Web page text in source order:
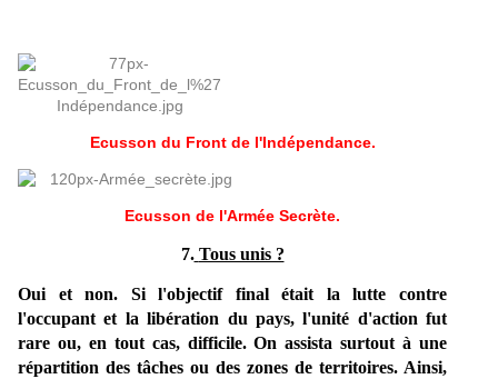
Ecusson du Front de l'Indépendance.
Ecusson de l'Armée Secrète.
7. Tous unis ?
Oui et non. Si l'objectif final était la lutte contre
l'occupant et la libération du pays, l'unité d'action fut
rare ou, en tout cas, difficile. On assista surtout à une
répartition des tâches ou des zones de territoires. Ainsi,